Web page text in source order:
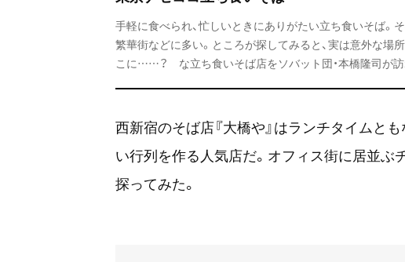
手軽に食べられ、忙しいときにありがたい立ち食いそば。
繁華街などに多い。ところが探してみると、実は意外な場
こに……？ な立ち食いそば店をソバット団・本橋隆司が訪
西新宿のそば店『大橋や』はランチタイムと
い行列を作る人気店だ。オフィス街に居並ぶ
探ってみた。